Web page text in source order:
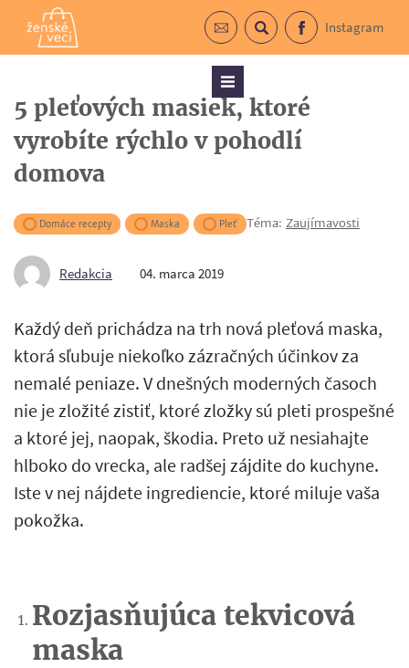
Prihlásiť sa do newslettra
Vyhľadávanie
Facebook
Instagram
5 pleťových masiek, ktoré
vyrobíte rýchlo v pohodlí
domova
Domáce recepty Maska Pleť Téma: Zaujímavosti
Redakcia 04. marca 2019
Každý deň prichádza na trh nová pleťová maska,
ktorá sľubuje niekoľko zázračných účinkov za
nemalé peniaze. V dnešných moderných časoch
nie je zložité zistiť, ktoré zložky sú pleti prospešné
a ktoré jej, naopak, škodia. Preto už nesiahajte
hlboko do vrecka, ale radšej zájdite do kuchyne.
Iste v nej nájdete ingrediencie, ktoré miluje vaša
pokožka.
Rozjasňujúca tekvicová
maska